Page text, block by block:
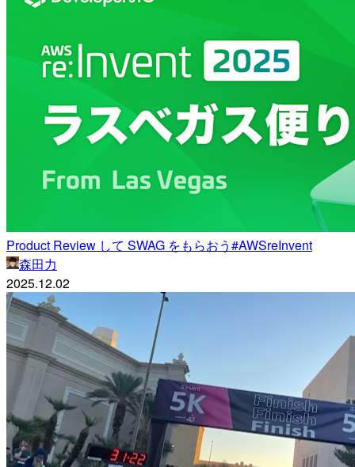
Product Review して SWAG をもらおう#AWSreInvent
森田力
2025.12.02